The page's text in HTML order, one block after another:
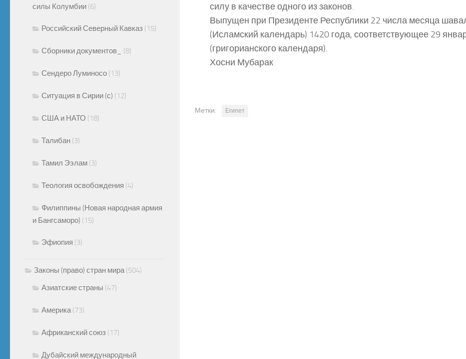
силу в качестве одного из законов.
Выпущен при Президенте Республики 22 числа месяца
(Исламский календарь) 1420 года, соответствующее 29
(григорианского календаря).
Хосни Мубарак
Метки: Египет
силы Колумбии (6)
Российский Северный Кавказ (15)
Сборники документов_ (8)
Сендеро Луминосо (13)
Ситуация в Сирии (с) (12)
США и НАТО (18)
Талибан (3)
Тамил Ээлам (3)
Теология освобождения (4)
Филиппины (Новая народная армия
и Бангсаморо) (15)
Эфиопия (3)
Законы (право) стран мира (504)
Азиатские страны (47)
Америка (73)
Африканский союз (17)
Дубайский международный